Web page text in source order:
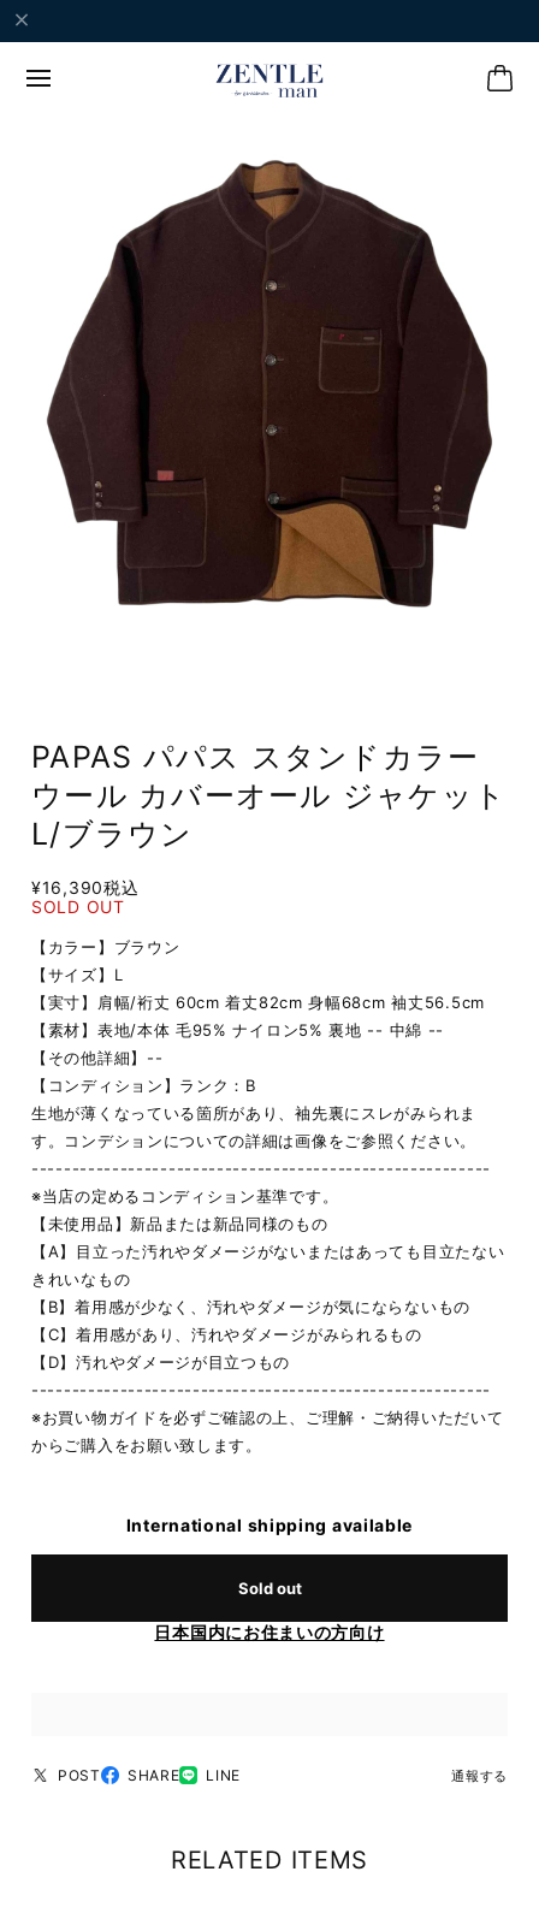
PAPAS パパス スタンドカラー
ウール カバーオール ジャケット
L/ブラウン
¥16,390税込
SOLD OUT
【カラー】ブラウン
【サイズ】L
【実寸】肩幅/裄丈 60cm 着丈82cm 身幅68cm 袖丈56.5cm
【素材】表地/本体 毛95% ナイロン5% 裏地 -- 中綿 --
【その他詳細】--
【コンディション】ランク：B
生地が薄くなっている箇所があり、袖先裏にスレがみられま
す。コンデションについての詳細は画像をご参照ください。
---------------------------------------------------------
※当店の定めるコンディション基準です。
【未使用品】新品または新品同様のもの
【A】目立った汚れやダメージがないまたはあっても目立たない
きれいなもの
【B】着用感が少なく、汚れやダメージが気にならないもの
【C】着用感があり、汚れやダメージがみられるもの
【D】汚れやダメージが目立つもの
---------------------------------------------------------
※お買い物ガイドを必ずご確認の上、ご理解・ご納得いただいて
からご購入をお願い致します。
International shipping available
Sold out
日本国内にお住まいの方向け
POST SHARE LINE 通報する
RELATED ITEMS